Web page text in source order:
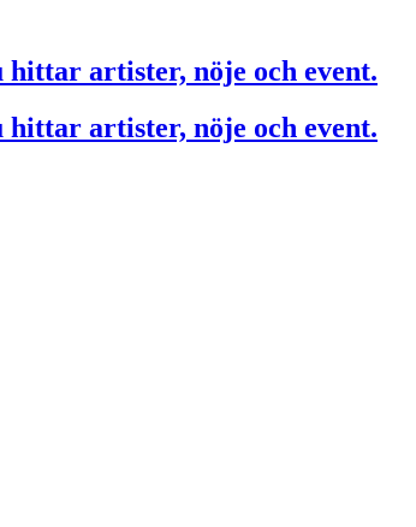
artister, nöje och event.
artister, nöje och event.